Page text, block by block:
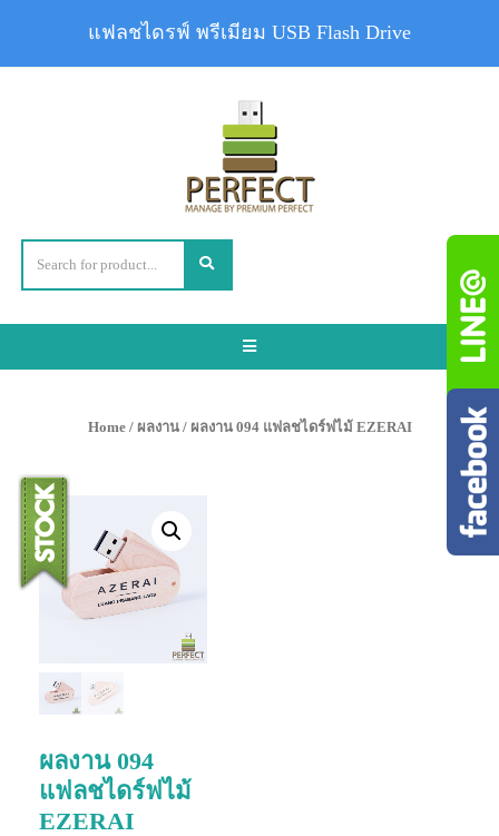
Toggle
Home/ ผลงาน/ ผลงาน 094 แฟลชไดร์ฟไม้ EZERAI
ผลงาน 094
แฟลชไดร์ฟไม้
EZERAI
แฟลชไดรฟ์ พรีเมียม USB Flash Drive